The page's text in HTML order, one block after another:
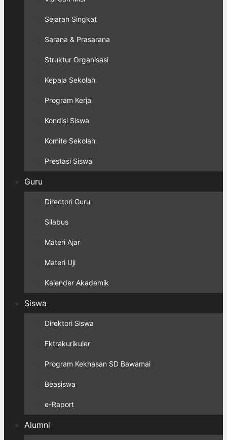
Sejarah Singkat
Sarana & Prasarana
Struktur Organisasi
Kepala Sekolah
Program Kerja
Kondisi Siswa
Komite Sekolah
Prestasi Siswa
Guru
Directori Guru
Silabus
Materi Ajar
Materi Uji
Kalender Akademik
Siswa
Direktori Siswa
Ektrakurikuler
Program Kekhasan SD Bawamai
Beasiswa
e-Raport
Alumni